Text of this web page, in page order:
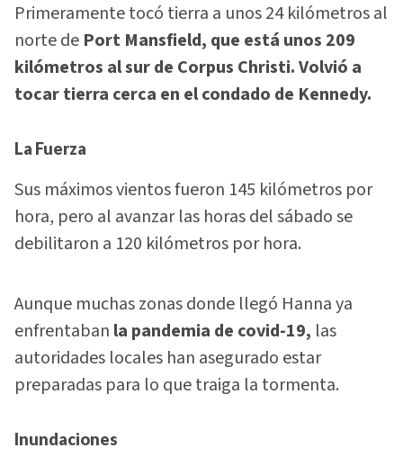
Primeramente tocó tierra a unos 24 kilómetros al
norte de Port Mansfield, que está unos 209
kilómetros al sur de Corpus Christi. Volvió a
tocar tierra cerca en el condado de Kennedy.
La Fuerza
Sus máximos vientos fueron 145 kilómetros por
hora, pero al avanzar las horas del sábado se
debilitaron a 120 kilómetros por hora.
Aunque muchas zonas donde llegó Hanna ya
enfrentaban la pandemia de covid-19, las
autoridades locales han asegurado estar
preparadas para lo que traiga la tormenta.
Inundaciones